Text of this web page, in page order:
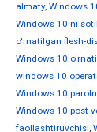
almaty, Windows
Windows 10 ni
o'rnatilgan flesh-
Windows 10
windows 10
Windows 10
Windows 10 post
faollashtiruvchisi,